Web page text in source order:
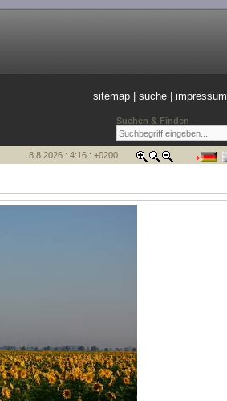
Suchen & Finden
sitemap |suche |impressum
8.8.2026 : 4:16 : +0200